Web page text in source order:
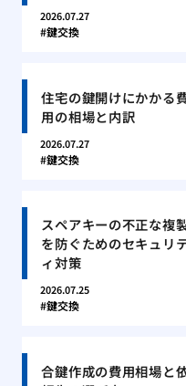
2026.07.27
鍵交換
住宅の鍵開けにかかる
用の相場と内訳
2026.07.27
鍵交換
スペアキーの不正な複
を防ぐためのセキュリ
ィ対策
2026.07.25
鍵交換
合鍵作成の費用相場と